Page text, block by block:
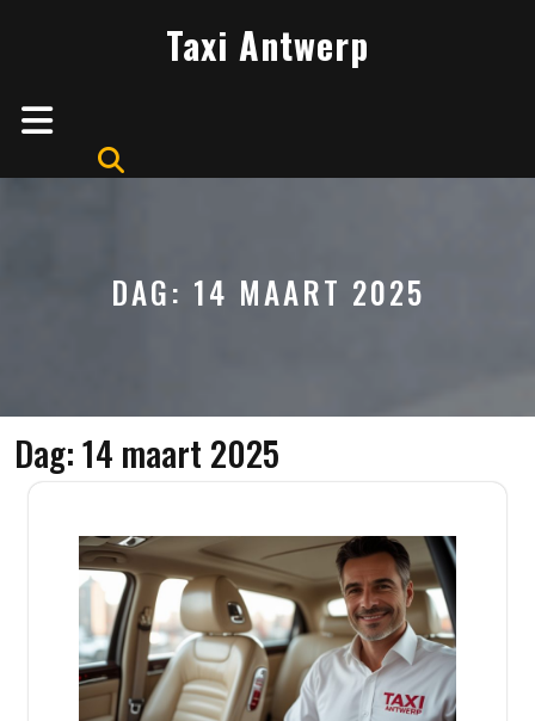
Taxi Antwerp
Open
Button
DAG: 14 MAART 2025
Dag:14 maart 2025